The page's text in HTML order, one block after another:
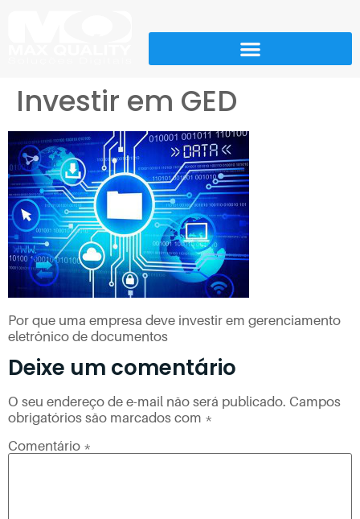
Investir em GED
Por que uma empresa deve investir em gerenciamento
eletrônico de documentos
Deixe um comentário
O seu endereço de e-mail não será publicado. Campos
obrigatórios são marcados com *
Comentário *